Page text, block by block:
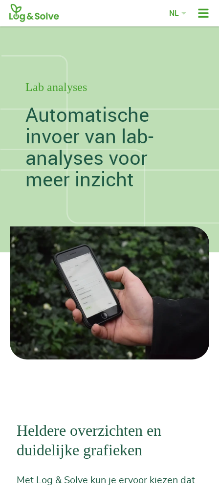
NL
EN
Lab analyses
Automatische
invoer van lab-
analyses voor
meer inzicht
Heldere overzichten en
duidelijke grafieken
Met Log & Solve kun je ervoor kiezen dat